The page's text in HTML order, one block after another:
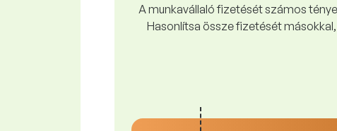
A munkavállaló fizetését számos
Hasonlítsa össze fizetését